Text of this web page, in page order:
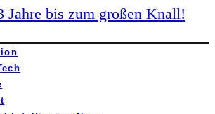
Jahre bis zum großen Knall!